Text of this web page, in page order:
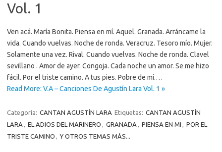
Vol. 1
Ven acá. María Bonita. Piensa en mí. Aquel. Granada. Arráncame la
vida. Cuando vuelvas. Noche de ronda. Veracruz. Tesoro mío. Mujer.
Solamente una vez. Rival. Cuando vuelvas. Noche de ronda. Clavel
sevillano . Amor de ayer. Congoja. Cada noche un amor. Se me hizo
fácil. Por el triste camino. A tus pies. Pobre de mí.…
Read More: V.A – Canciones De Agustín Lara Vol. 1 »
Categoría: CANTAN AGUSTÍN LARA Etiquetas: CANTAN AGUSTÍN
LARA , EL ADIOS DEL MARINERO , GRANADA , PIENSA EN MI , POR EL
TRISTE CAMINO , Y OTROS TEMAS MÁS...